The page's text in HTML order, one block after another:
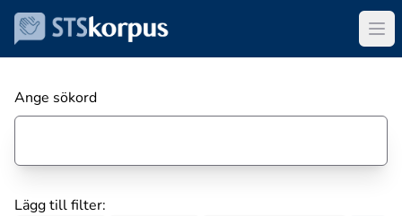
Ange sökord
Lägg till filter: